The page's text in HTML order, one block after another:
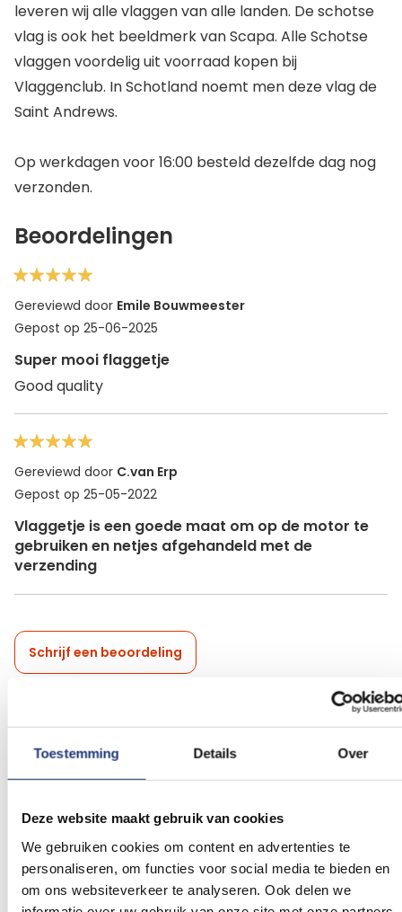
Toestemming Details Over
Deze website maakt gebruik van cookies
We gebruiken cookies om content en advertenties te
personaliseren, om functies voor social media te bieden en
om ons websiteverkeer te analyseren. Ook delen we
leveren wij alle vlaggen van alle landen. De schotse
vlag is ook het beeldmerk van Scapa. Alle Schotse
vlaggen voordelig uit voorraad kopen bij
Vlaggenclub. In Schotland noemt men deze vlag de
Saint Andrews.
Op werkdagen voor 16:00 besteld dezelfde dag nog
verzonden.
Beoordelingen
Gereviewd door Emile Bouwmeester
Gepost op 25-06-2025
Super mooi flaggetje
Good quality
Gereviewd door C.van Erp
Gepost op 25-05-2022
Vlaggetje is een goede maat om op de motor te
gebruiken en netjes afgehandeld met de
verzending
Schrijf een beoordeling
Gerelateerde producten
toe
verlanglijst